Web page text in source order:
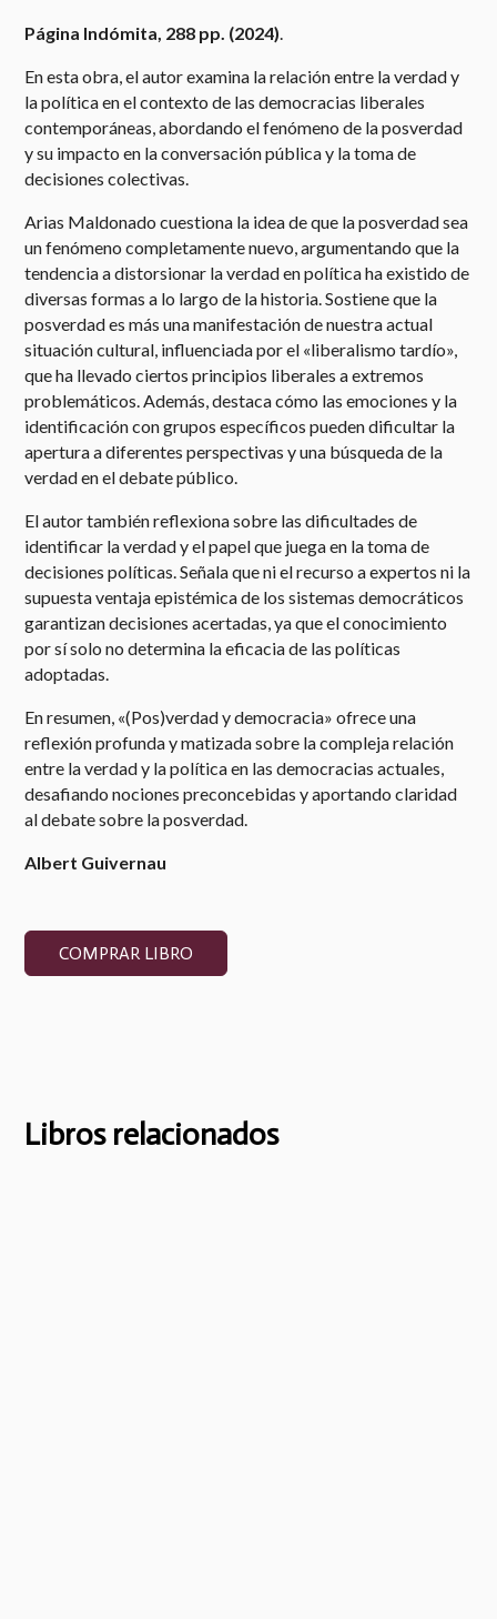
Página Indómita, 288 pp. (2024).
En esta obra, el autor examina la relación entre la verdad y
la política en el contexto de las democracias liberales
contemporáneas, abordando el fenómeno de la posverdad
y su impacto en la conversación pública y la toma de
decisiones colectivas.
Arias Maldonado cuestiona la idea de que la posverdad sea
un fenómeno completamente nuevo, argumentando que la
tendencia a distorsionar la verdad en política ha existido de
diversas formas a lo largo de la historia. Sostiene que la
posverdad es más una manifestación de nuestra actual
situación cultural, influenciada por el «liberalismo tardío»,
que ha llevado ciertos principios liberales a extremos
problemáticos. Además, destaca cómo las emociones y la
identificación con grupos específicos pueden dificultar la
apertura a diferentes perspectivas y una búsqueda de la
verdad en el debate público.
El autor también reflexiona sobre las dificultades de
identificar la verdad y el papel que juega en la toma de
decisiones políticas. Señala que ni el recurso a expertos ni la
supuesta ventaja epistémica de los sistemas democráticos
garantizan decisiones acertadas, ya que el conocimiento
por sí solo no determina la eficacia de las políticas
adoptadas.
En resumen, «(Pos)verdad y democracia» ofrece una
reflexión profunda y matizada sobre la compleja relación
entre la verdad y la política en las democracias actuales,
desafiando nociones preconcebidas y aportando claridad
al debate sobre la posverdad.
Albert Guivernau
COMPRAR LIBRO
Libros relacionados